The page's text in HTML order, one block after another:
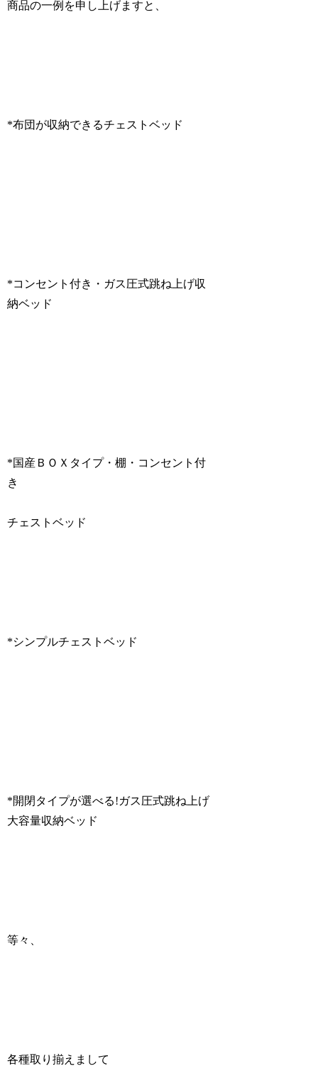
商品の一例を申し上げますと、
*布団が収納できるチェストベッド
*コンセント付き・ガス圧式跳ね上げ収
納ベッド
*国産ＢＯＸタイプ・棚・コンセント付
き
チェストベッド
*シンプルチェストベッド
*開閉タイプが選べる!ガス圧式跳ね上げ
大容量収納ベッド
等々、
各種取り揃えまして